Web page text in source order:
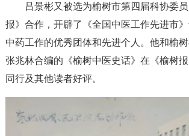
吕景彬又被选为榆树市第四届科协委
报》合作，开辟了《全国中医工作先进市
中药工作的优秀团体和先进个人。他和榆
张兆林合编的《榆树中医史话》在《榆树
同行及其他读者好评。